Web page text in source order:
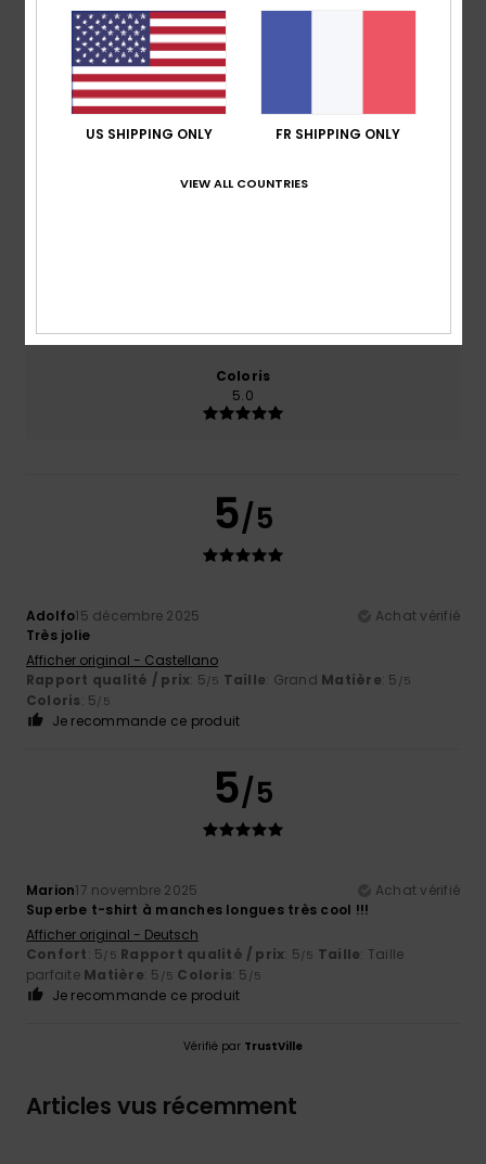
5.0
100% de nos clients recommandent ce produit
Coloris
5.0
5/5
Adolfo15 décembre 2025
Achat vérifié
Très jolie
Afficher original - Castellano
Rapport qualité / prix: 5/5 Taille: Grand Matière: 5 /5
Coloris: 5/5
Je recommande ce produit
5/5
Marion17 novembre 2025
Achat vérifié
Superbe t-shirt à manches longues très cool !!!
Afficher original - Deutsch
Confort: 5/5 Rapport qualité / prix: 5/5 Taille: Taille
parfaite Matière: 5 /5 Coloris: 5 /5
Je recommande ce produit
Vérifié par TrustVille
Articles vus récemment
US SHIPPING ONLY FR SHIPPING ONLY
VIEW ALL COUNTRIES